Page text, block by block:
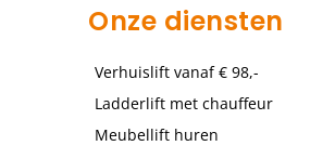
Onze diensten
Verhuislift vanaf € 98,-
Ladderlift met chauffeur
Meubellift huren